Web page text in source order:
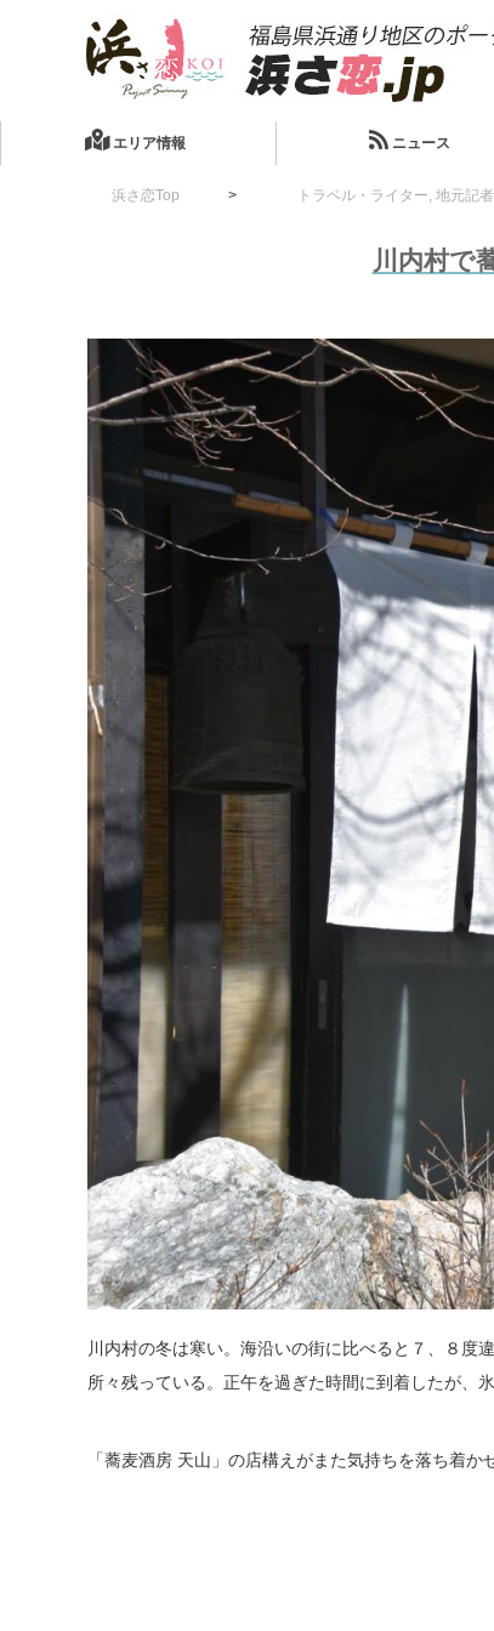
エリア情報 ニュース
浜さ恋Top トラベル・ライター, 地元記者
川内村で
川内村の冬は寒い。海沿いの街に比べると７、８度
所々残っている。正午を過ぎた時間に到着したが、
「蕎麦酒房 天山」の店構えがまた気持ちを落ち着か